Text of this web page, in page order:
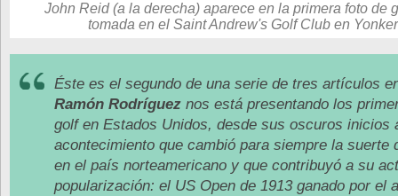
John Reid (a la derecha) aparece en la primera foto de
tomada en el Saint Andrew's Golf Club en
Éste es el segundo de una serie de tres artículos
Ramón Rodríguez nos está presentando los
golf en Estados Unidos, desde sus oscuros inicios
acontecimiento que cambió para siempre la suerte
en el país norteamericano y que contribuyó a su
popularización: el US Open de 1913 ganado por el